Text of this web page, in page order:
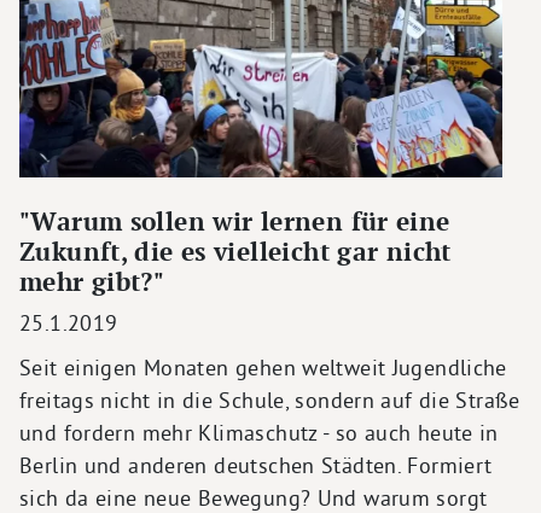
"Warum sollen wir lernen für eine
Zukunft, die es vielleicht gar nicht
mehr gibt?"
25.1.2019
Seit einigen Monaten gehen weltweit Jugendliche
freitags nicht in die Schule, sondern auf die Straße
und fordern mehr Klimaschutz - so auch heute in
Berlin und anderen deutschen Städten. Formiert
sich da eine neue Bewegung? Und warum sorgt